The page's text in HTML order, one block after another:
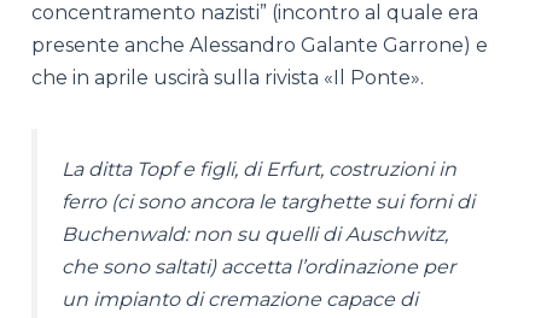
concentramento nazisti” (incontro al quale era
presente anche Alessandro Galante Garrone) e
che in aprile uscirà sulla rivista «Il Ponte».
La ditta Topf e figli, di Erfurt, costruzioni in
ferro (ci sono ancora le targhette sui forni di
Buchenwald: non su quelli di Auschwitz,
che sono saltati) accetta l’ordinazione per
un impianto di cremazione capace di